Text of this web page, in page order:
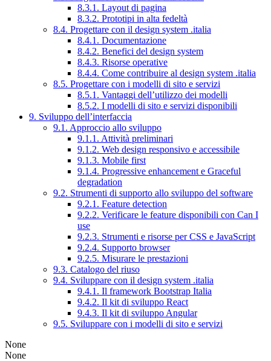
8.3.1. Layout di pagina
8.3.2. Prototipi in alta fedeltà
8.4. Progettare con il design system .italia
8.4.1. Documentazione
8.4.2. Benefici del design system
8.4.3. Risorse operative
8.4.4. Come contribuire al design system .italia
8.5. Progettare con i modelli di sito e servizi
8.5.1. Vantaggi dell’utilizzo dei modelli
8.5.2. I modelli di sito e servizi disponibili
9. Sviluppo dell’interfaccia
9.1. Approccio allo sviluppo
9.1.1. Attività preliminari
9.1.2. Web design responsivo e accessibile
9.1.3. Mobile first
9.1.4. Progressive enhancement e Graceful
degradation
9.2. Strumenti di supporto allo sviluppo del software
9.2.1. Feature detection
9.2.2. Verificare le feature disponibili con Can I
use
9.2.3. Strumenti e risorse per CSS e JavaScript
9.2.4. Supporto browser
9.2.5. Misurare le prestazioni
9.3. Catalogo del riuso
9.4. Sviluppare con il design system .italia
9.4.1. Il framework Bootstrap Italia
9.4.2. Il kit di sviluppo React
9.4.3. Il kit di sviluppo Angular
9.5. Sviluppare con i modelli di sito e servizi
None
None